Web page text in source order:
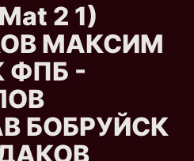
2 1)
МАКСИМ
ФПБ -
БОБРУЙСК